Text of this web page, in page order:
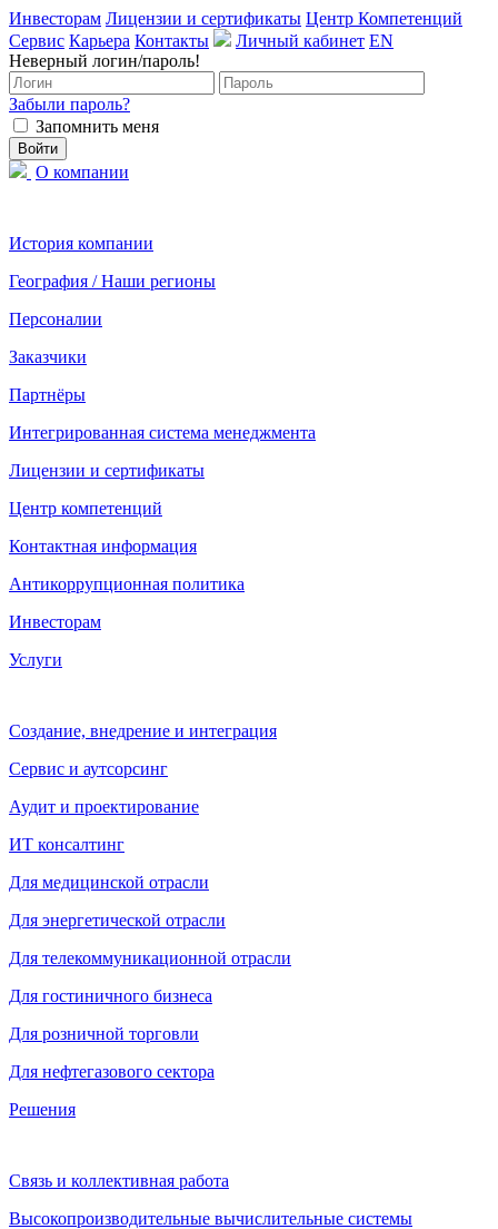
Инвесторам Лицензии и сертификаты Центр Компетенций
Сервис Карьера Контакты Личный кабинет EN
Неверный логин/пароль!
Забыли пароль?
Запомнить меня
О компании
История компании
География / Наши регионы
Персоналии
Заказчики
Партнёры
Интегрированная система менеджмента
Лицензии и сертификаты
Центр компетенций
Контактная информация
Антикоррупционная политика
Инвесторам
Услуги
Создание, внедрение и интеграция
Сервис и аутсорсинг
Аудит и проектирование
ИТ консалтинг
Для медицинской отрасли
Для энергетической отрасли
Для телекоммуникационной отрасли
Для гостиничного бизнеса
Для розничной торговли
Для нефтегазового сектора
Решения
Связь и коллективная работа
Высокопроизводительные вычислительные системы